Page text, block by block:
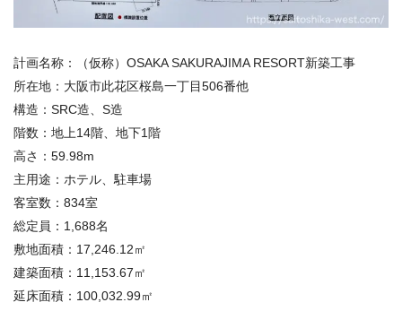
計画名称：（仮称）OSAKA SAKURAJIMA RESORT新築工事
所在地：大阪市此花区桜島一丁目506番他
構造：SRC造、S造
階数：地上14階、地下1階
高さ：59.98m
主用途：ホテル、駐車場
客室数：834室
総定員：1,688名
敷地面積：17,246.12㎡
建築面積：11,153.67㎡
延床面積：100,032.99㎡